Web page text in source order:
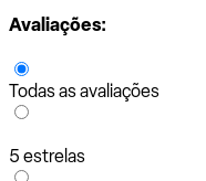
Avaliações:
Todas as avaliações
5 estrelas